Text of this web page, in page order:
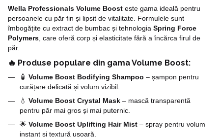
Wella Professionals Volume Boost este gama ideală pentru
persoanele cu păr fin și lipsit de vitalitate. Formulele sunt
îmbogățite cu extract de bumbac și tehnologia Spring Force
Polymers , care oferă corp și elasticitate fără a încărca firul de
păr.
🔥 Produse populare din gama Volume Boost:
🧴 Volume Boost Bodifying Shampoo – șampon pentru
curățare delicată și volum vizibil.
💧 Volume Boost Crystal Mask – mască transparentă
pentru păr mai gros și mai puternic.
🌟 Volume Boost Uplifting Hair Mist – spray pentru volum
instant și textură ușoară.